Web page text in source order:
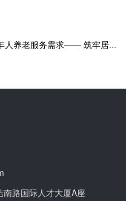
上一篇：陕西西安：出台新规满足老年人养老服务需求—— 筑牢居住区养老“幸福底座”
路国际人才大厦A座